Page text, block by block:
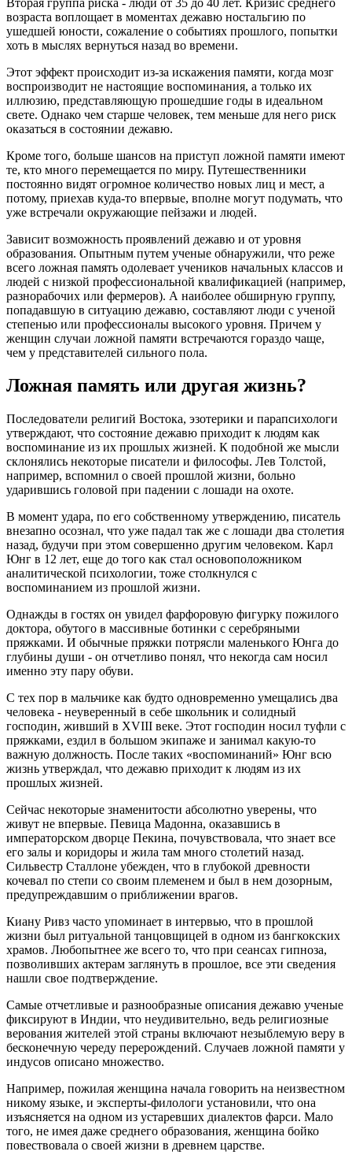
возраста воплощает в моментах дежавю ностальгию по
ушедшей юности, сожаление о событиях прошлого, попытки
хоть в мыслях вернуться назад во времени.
Этот эффект происходит из-за искажения памяти, когда мозг
воспроизводит не настоящие воспоминания, а только их
иллюзию, представляющую прошедшие годы в идеальном
свете. Однако чем старше человек, тем меньше для него риск
оказаться в состоянии дежавю.
Кроме того, больше шансов на приступ ложной памяти имеют
те, кто много перемещается по миру. Путешественники
постоянно видят огромное количество новых лиц и мест, а
потому, приехав куда-то впервые, вполне могут подумать, что
уже встречали окружающие пейзажи и людей.
Зависит возможность проявлений дежавю и от уровня
образования. Опытным путем ученые обнаружили, что реже
всего ложная память одолевает учеников начальных классов и
людей с низкой профессиональной квалификацией (например,
разнорабочих или фермеров). А наиболее обширную группу,
попадавшую в ситуацию дежавю, составляют люди с ученой
степенью или профессионалы высокого уровня. Причем у
женщин случаи ложной памяти встречаются гораздо чаще,
чем у представителей сильного пола.
Ложная память или другая жизнь?
Последователи религий Востока, эзотерики и парапсихологи
утверждают, что состояние дежавю приходит к людям как
воспоминание из их прошлых жизней. К подобной же мысли
склонялись некоторые писатели и философы. Лев Толстой,
например, вспомнил о своей прошлой жизни, больно
ударившись головой при падении с лошади на охоте.
В момент удара, по его собственному утверждению, писатель
внезапно осознал, что уже падал так же с лошади два столетия
назад, будучи при этом совершенно другим человеком. Карл
Юнг в 12 лет, еще до того как стал основоположником
аналитической психологии, тоже столкнулся с
воспоминанием из прошлой жизни.
Однажды в гостях он увидел фарфоровую фигурку пожилого
доктора, обутого в массивные ботинки с серебряными
пряжками. И обычные пряжки потрясли маленького Юнга до
глубины души - он отчетливо понял, что некогда сам носил
именно эту пару обуви.
С тех пор в мальчике как будто одновременно умещались два
человека - неуверенный в себе школьник и солидный
господин, живший в XVIII веке. Этот господин носил туфли с
пряжками, ездил в большом экипаже и занимал какую-то
важную должность. После таких «воспоминаний» Юнг всю
жизнь утверждал, что дежавю приходит к людям из их
прошлых жизней.
Сейчас некоторые знаменитости абсолютно уверены, что
живут не впервые. Певица Мадонна, оказавшись в
императорском дворце Пекина, почувствовала, что знает все
его залы и коридоры и жила там много столетий назад.
Сильвестр Сталлоне убежден, что в глубокой древности
кочевал по степи со своим племенем и был в нем дозорным,
предупреждавшим о приближении врагов.
Киану Ривз часто упоминает в интервью, что в прошлой
жизни был ритуальной танцовщицей в одном из бангкокских
храмов. Любопытнее же всего то, что при сеансах гипноза,
позволивших актерам заглянуть в прошлое, все эти сведения
нашли свое подтверждение.
Самые отчетливые и разнообразные описания дежавю ученые
фиксируют в Индии, что неудивительно, ведь религиозные
верования жителей этой страны включают незыблемую веру в
бесконечную череду перерождений. Случаев ложной памяти у
индусов описано множество.
Например, пожилая женщина начала говорить на неизвестном
никому языке, и эксперты-филологи установили, что она
изъясняется на одном из устаревших диалектов фарси. Мало
того, не имея даже среднего образования, женщина бойко
повествовала о своей жизни в древнем царстве.